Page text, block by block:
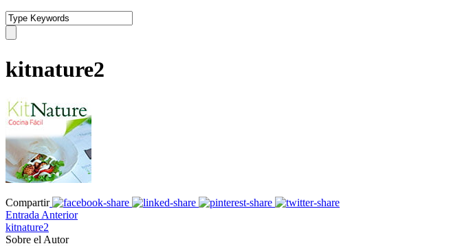
kitnature2
Compartir
Entrada Anterior
kitnature2
Sobre el Autor